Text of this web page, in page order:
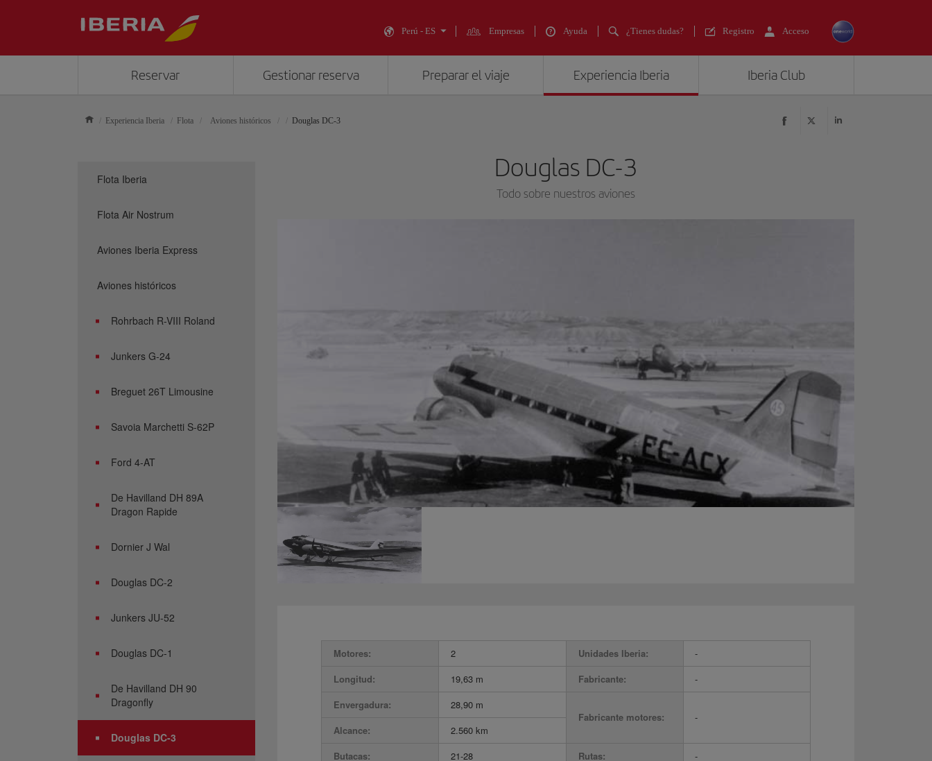
Perú - ES Empresas Ayuda ¿Tienes dudas? Registro Acceso
Reservar Gestionar reserva Preparar el viaje Experiencia Iberia Iberia Club
Experiencia Iberia Flota Aviones históricos Douglas DC-3
Douglas DC-3
Todo sobre nuestros aviones
Motores: 2 Unidades Iberia:
-
Longitud:
19,63 m Fabricante:
-
Envergadura:
28,90 m
Fabricante motores:
-
Alcance:
2.560 km
Butacas:
21-28 Rutas: -
Flota Iberia
Flota Air Nostrum
Aviones Iberia Express
Aviones históricos
Rohrbach R-VIII Roland
Junkers G-24
Breguet 26T Limousine
Savoia Marchetti S-62P
Ford 4-AT
De Havilland DH 89A
Dragon Rapide
Dornier J Wal
Douglas DC-2
Junkers JU-52
Douglas DC-1
De Havilland DH 90
Dragonfly
Douglas DC-3